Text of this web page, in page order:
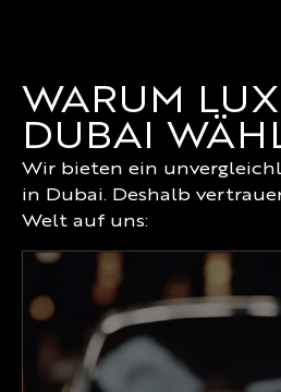
WARUM
DUBAI
Wir bieten ein
in Dubai. Deshalb
Welt auf uns: